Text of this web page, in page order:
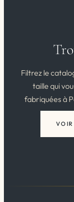
Filtrez le
taille qui
fabriquées à